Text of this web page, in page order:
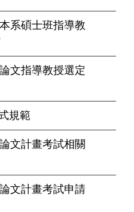
系碩士班指導教
文指導教授選定
規範
文計畫考試相關
文計畫考試申請